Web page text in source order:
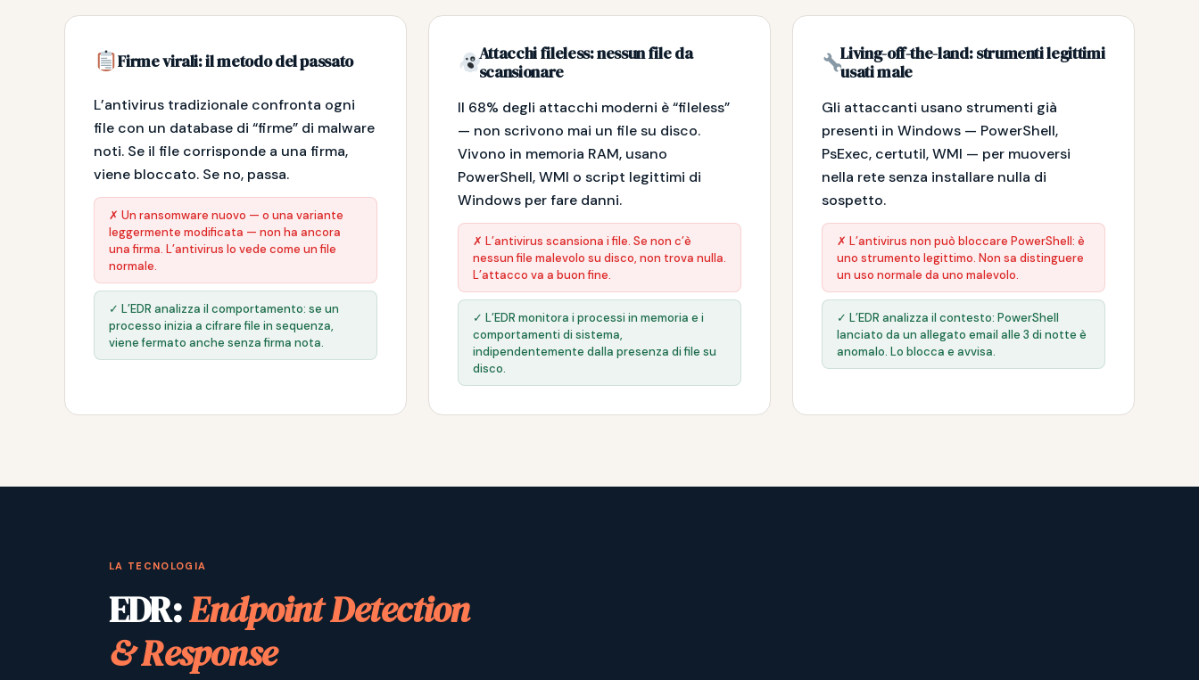
Firme virali: il metodo del passato
L’antivirus tradizionale confronta ogni
file con un database di “firme” di malware
noti. Se il file corrisponde a una firma,
viene bloccato. Se no, passa.
✗ Un ransomware nuovo — o una variante
leggermente modificata — non ha ancora
una firma. L’antivirus lo vede come un file
normale.
✓ L’EDR analizza il comportamento: se un
processo inizia a cifrare file in sequenza,
viene fermato anche senza firma nota.
Attacchi fileless: nessun file da
scansionare
Il 68% degli attacchi moderni è “fileless”
— non scrivono mai un file su disco.
Vivono in memoria RAM, usano
PowerShell, WMI o script legittimi di
Windows per fare danni.
✗ L’antivirus scansiona i file. Se non c’è
nessun file malevolo su disco, non trova nulla.
L’attacco va a buon fine.
✓ L’EDR monitora i processi in memoria e i
comportamenti di sistema,
indipendentemente dalla presenza di file su
disco.
Living-off-the-land: strumenti legittimi
usati male
Gli attaccanti usano strumenti già
presenti in Windows — PowerShell,
PsExec, certutil, WMI — per muoversi
nella rete senza installare nulla di
sospetto.
✗ L’antivirus non può bloccare PowerShell: è
uno strumento legittimo. Non sa distinguere
un uso normale da uno malevolo.
✓ L’EDR analizza il contesto: PowerShell
lanciato da un allegato email alle 3 di notte è
anomalo. Lo blocca e avvisa.
LA TECNOLOGIA
EDR:Endpoint Detection
& Response